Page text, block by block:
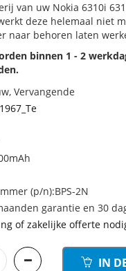
van uw Nokia 6310i
deze helemaal niet
naar behoren laten
binnen 1 - 2
Vervangende
(p/n):BPS-2N
garantie en 30
of zakelijke offerte
IN